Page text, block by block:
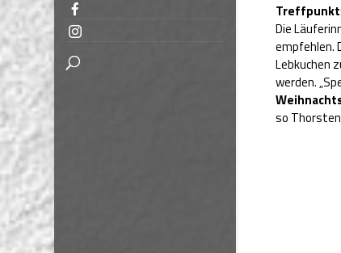
Treffpunkt
Die
empfehlen.
Lebkuchen
werden.
so